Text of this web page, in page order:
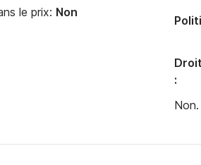
le prix: Non
:
Non.